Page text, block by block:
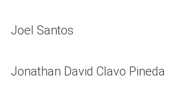
Joel Santos
Jonathan David Clavo Pineda